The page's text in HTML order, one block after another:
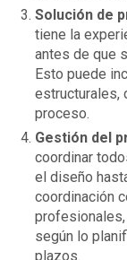
Solución de
tiene la
antes de que
Esto puede
estructurales,
proceso.
Gestión del
coordinar
el diseño
coordinación
según lo
plazos.